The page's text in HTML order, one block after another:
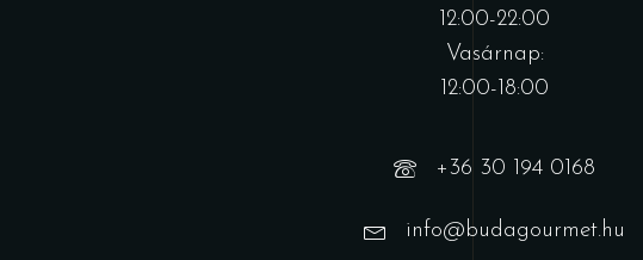
12:00-22:00
Vasárnap:
12:00-18:00
+36 30 194 0168
info@budagourmet.hu